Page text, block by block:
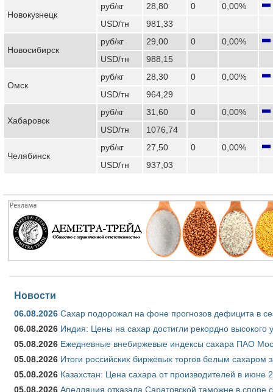
Новокузнецк
руб/кг 28,80 0
0,00%
USD/тн
981,33
Новосибирск
руб/кг 29,00 0
0,00%
USD/тн
988,15
Омск
руб/кг 28,30 0
0,00%
USD/тн
964,29
Хабаровск
руб/кг 31,60 0
0,00%
USD/тн
1076,74
Челябинск
руб/кг 27,50 0
0,00%
USD/тн
937,03
Новости
06.08.2026 Сахар подорожал на фоне прогнозов дефицита в
06.08.2026 Индия: Цены на сахар достигли рекордно высокого
05.08.2026 Ежедневные внебиржевые индексы сахара ПАО
05.08.2026 Итоги российских биржевых торгов белым сахаром
05.08.2026 Казахстан: Цена сахара от производителей в июне
05.08.2026 Апелляция отказала Саратовской таможне в